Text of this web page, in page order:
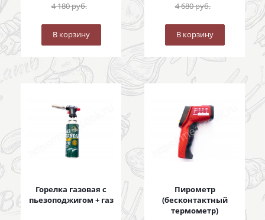
4 180руб.
В корзину
4 680руб.
В корзину
Горелка газовая с
пьезоподжигом + газ
Пирометр
(бесконтактный
термометр)